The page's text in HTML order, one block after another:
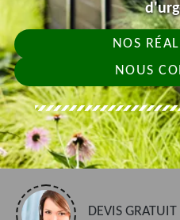
NOS
NOUS
DEVIS GRATUIT